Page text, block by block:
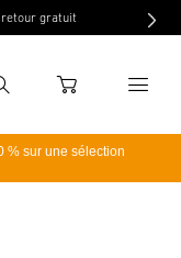
Acheter maintenant, payer
RechercheWARENKORB
% sur une sélection
Informations